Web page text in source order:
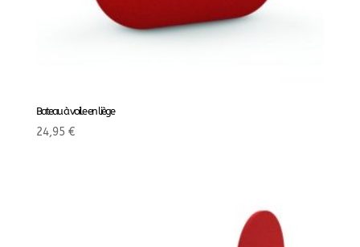
Bateau à voile en liège
24,95 €